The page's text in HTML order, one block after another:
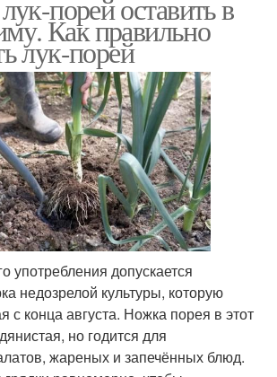
порей оставить в
Как правильно
лук-порей
употребления допускается
недозрелой культуры, которую
с конца августа. Ножка порея в этот
но годится для
жареных и запечённых блюд.